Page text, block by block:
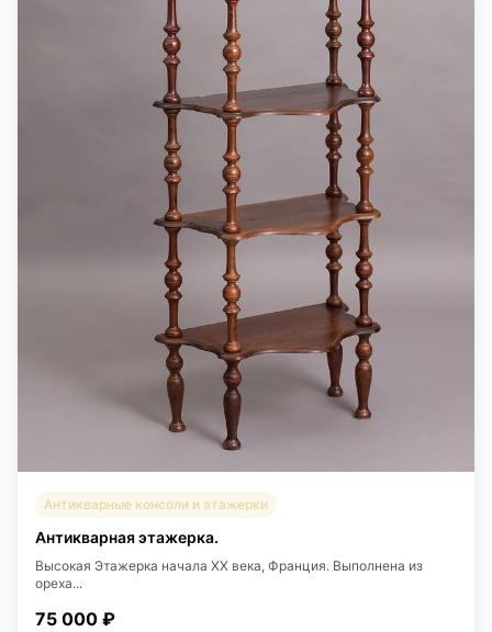
Антикварные консоли и этажерки
Антикварная этажерка.
Высокая Этажерка начала XX века, Франция. Выполнена из
ореха...
75 000 ₽